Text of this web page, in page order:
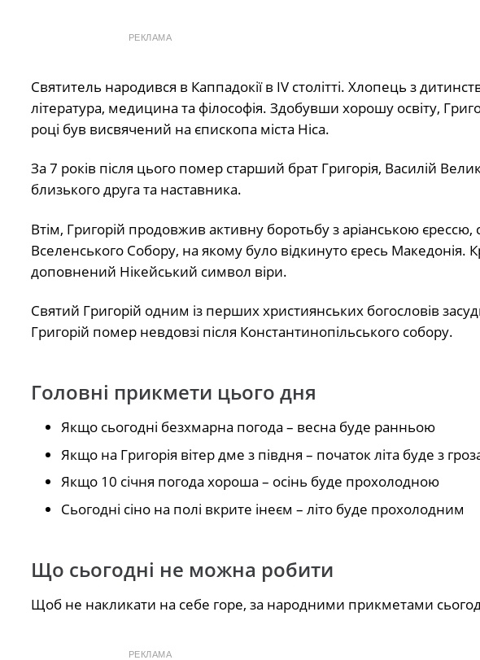
РЕКЛАМА
Святитель народився в Каппадокії в IV столітті. Хлопець з
література, медицина та філософія. Здобувши хорошу освіту,
році був висвячений на єпископа міста Ніса.
За 7 років після цього помер старший брат Григорія, Василій
близького друга та наставника.
Втім, Григорій продовжив активну боротьбу з аріанською
Вселенського Собору, на якому було відкинуто єресь Македонія.
доповнений Нікейський символ віри.
Святий Григорій одним із перших християнських богословів
Григорій помер невдовзі після Константинопільського собору.
Головні прикмети цього дня
Якщо сьогодні безхмарна погода – весна буде ранньою
Якщо на Григорія вітер дме з півдня – початок літа буде з
Якщо 10 січня погода хороша – осінь буде прохолодною
Сьогодні сіно на полі вкрите інеєм – літо буде прохолодним
Що сьогодні не можна робити
Щоб не накликати на себе горе, за народними прикметами
РЕКЛАМА